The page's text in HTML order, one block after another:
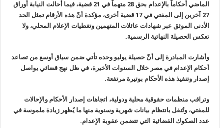
الماضي أحكاماً بالإعدام بحق 28 متهماً في 21 قضية، فيما أحالت النيابة أوراق
27 آخرين إلى المفتي في 17 قضية أخرى، مؤكدة أنّ هذه الأرقام تمثل الحد
الأدنى الموثق عبر شهادات عائلات المتهمين وتغطيات الإعلام المحلي، ولا
تعكس الحصيلة النهائية الرسمية.
وأشارت المبادرة إلى أنّ حصيلة يوليو وحده تأتي ضمن سياق أوسع من تصاعد
أحكام الإعدام في مصر خلال السنوات الأخيرة، في ظل نهج قضائي يواصل
إصدار وتنفيذ هذه الأحكام بوتيرة مرتفعة.
وتراقب منظمات حقوقية محلية ودولية، اتجاهات إصدار الأحكام والإحالات
للمفتي، وتُنقل بانتظام بيانات شهرية وسنوية منها ما يُظهر زيادة ملموسة في
عدد الصكوك القضائية التي تتضمن عقوبة الإعدام.